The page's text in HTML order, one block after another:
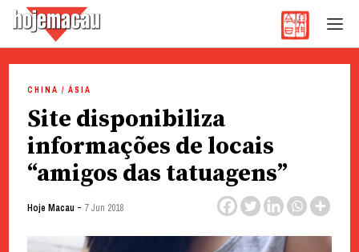
content
CHINA / ÁSIA
Site disponibiliza
informações de locais
“amigos das tatuagens”
Hoje Macau - 7 Jun 2018